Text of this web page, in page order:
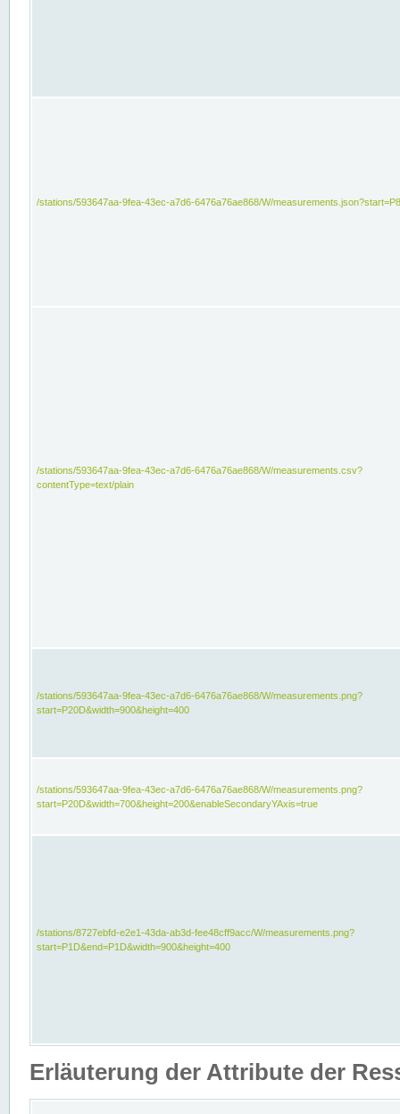
/stations/593647aa-9fea-43ec-a7d6-6476a76ae868/W/
/stations/593647aa-9fea-43ec-a7d6-6476a76ae868/W/measurements.csv?
contentType=text/plain
/stations/593647aa-9fea-43ec-a7d6-6476a76ae868/W/measurements.png?
start=P20D&width=900&height=400
/stations/593647aa-9fea-43ec-a7d6-6476a76ae868/W/measurements.png?
start=P20D&width=700&height=200&enableSecondaryYAxis=true
/stations/8727ebfd-e2e1-43da-ab3d-fee48cff9acc/W/measurements.png?
start=P1D&end=P1D&width=900&height=400
Erläuterung der Attribute der